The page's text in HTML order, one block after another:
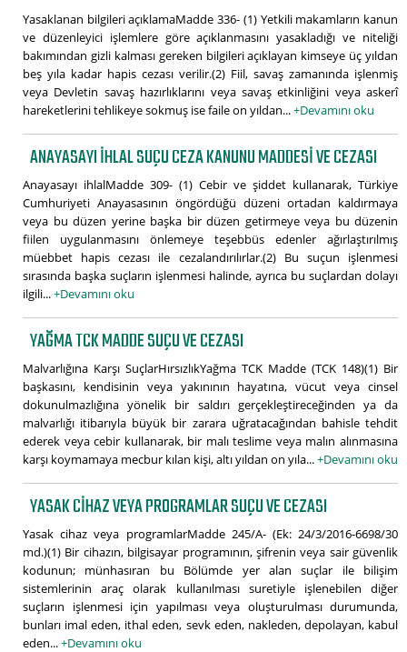
Yasaklanan bilgileri açıklamaMadde 336- (1) Yetkili makamların kanun
ve düzenleyici işlemlere göre açıklanmasını yasakladığı ve niteliği
bakımından gizli kalması gereken bilgileri açıklayan kimseye üç yıldan
beş yıla kadar hapis cezası verilir.(2) Fiil, savaş zamanında işlenmiş
veya Devletin savaş hazırlıklarını veya savaş etkinliğini veya askerî
hareketlerini tehlikeye sokmuş ise faile on yıldan...+Devamını oku
ANAYASAYI IHLAL SUÇU CEZA KANUNU MADDESI VE CEZASI
Anayasayı ihlalMadde 309- (1) Cebir ve şiddet kullanarak, Türkiye
Cumhuriyeti Anayasasının öngördüğü düzeni ortadan kaldırmaya
veya bu düzen yerine başka bir düzen getirmeye veya bu düzenin
fiilen uygulanmasını önlemeye teşebbüs edenler ağırlaştırılmış
müebbet hapis cezası ile cezalandırılırlar.(2) Bu suçun işlenmesi
sırasında başka suçların işlenmesi halinde, ayrıca bu suçlardan dolayı
ilgili...+Devamını oku
YAĞMA TCK MADDE SUÇU VE CEZASI
Malvarlığına Karşı SuçlarHırsızlıkYağma TCK Madde (TCK 148)(1) Bir
başkasını, kendisinin veya yakınının hayatına, vücut veya cinsel
dokunulmazlığına yönelik bir saldırı gerçekleştireceğinden ya da
malvarlığı itibarıyla büyük bir zarara uğratacağından bahisle tehdit
ederek veya cebir kullanarak, bir malı teslime veya malın alınmasına
karşı koymamaya mecbur kılan kişi, altı yıldan on yıla...+Devamını oku
YASAK CIHAZ VEYA PROGRAMLAR SUÇU VE CEZASI
Yasak cihaz veya programlarMadde 245/A- (Ek: 24/3/2016-6698/30
md.)(1) Bir cihazın, bilgisayar programının, şifrenin veya sair güvenlik
kodunun; münhasıran bu Bölümde yer alan suçlar ile bilişim
sistemlerinin araç olarak kullanılması suretiyle işlenebilen diğer
suçların işlenmesi için yapılması veya oluşturulması durumunda,
bunları imal eden, ithal eden, sevk eden, nakleden, depolayan, kabul
eden...+Devamını oku